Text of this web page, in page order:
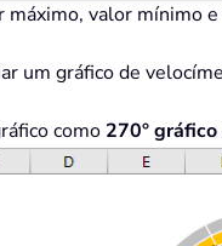
máximo, valor mínimo
um gráfico de
como 270°